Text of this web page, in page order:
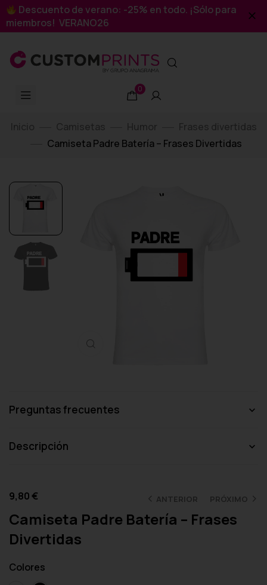
Descuento de verano: -25% en todo. ¡Sólo para
miembros! VERANO26
0
Inicio Camisetas Humor
Frases divertidas
Camiseta Padre Batería – Frases Divertidas
Preguntas frecuentes
Descripción
ANTERIOR PRÓXIMO
9,80€
Camiseta Padre Batería – Frases
Divertidas
Colores